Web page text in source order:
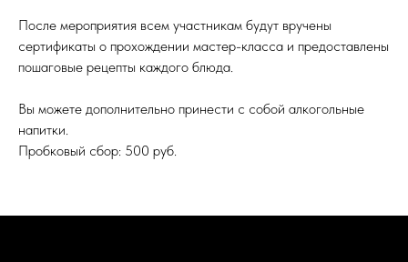
После мероприятия всем участникам будут вручены
сертификаты о прохождении мастер-класса и предоставлены
пошаговые рецепты каждого блюда.
Вы можете дополнительно принести с собой алкогольные
напитки.
Пробковый сбор: 500 руб.